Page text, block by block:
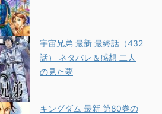
宇宙兄弟 最新 最終話（432
話） ネタバレ＆感想 二人
の見た夢
キングダム 最新 第80巻の